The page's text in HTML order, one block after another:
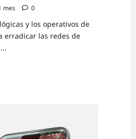
mes 0
y los operativos de
erradicar las redes de